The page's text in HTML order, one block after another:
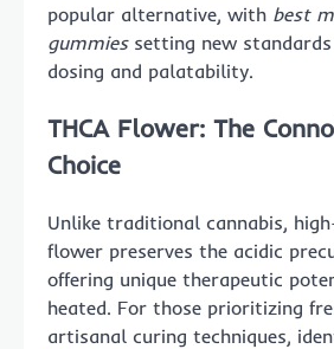
popular alternative, with best
gummiessetting new
dosing and palatability.
THCA Flower: The
Choice
Unlike traditional cannabis,
flower preserves the acidic
offering unique therapeutic
heated. For those prioritizing
artisanal curing techniques,